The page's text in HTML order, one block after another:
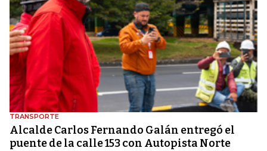
TRANSPORTE
Alcalde Carlos Fernando Galán entregó el
puente de la calle 153 con Autopista Norte